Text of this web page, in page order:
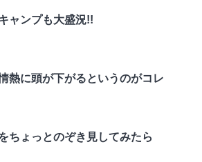
ャンプも大盛況!!
熱に頭が下がるというのがコレ
ちょっとのぞき見してみたら